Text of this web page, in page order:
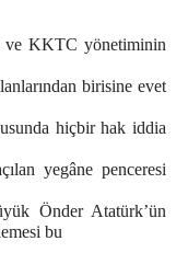
ve KKTC yönetiminin
birisine evet
hiçbir hak iddia
yegâne penceresi
Önder Atatürk’ün
bu